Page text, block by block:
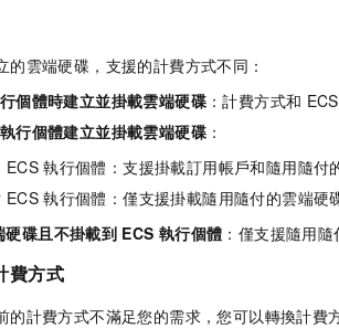
的雲端硬碟，支援的計費方式不同：
個體時建立並掛載雲端硬碟 ：計費方式和 ECS
執行個體建立並掛載雲端硬碟：
ECS 執行個體：支援掛載訂用帳戶和隨用隨付
ECS 執行個體：僅支援掛載隨用隨付的雲端硬碟
硬碟且不掛載到 ECS 執行個體 ：僅支援隨用隨
費方式
的計費方式不滿足您的需求，您可以轉換計費